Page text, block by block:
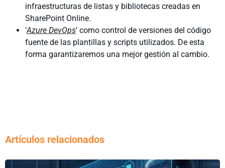
infraestructuras de listas y bibliotecas creadas en
SharePoint Online.
‘Azure DevOps’ como control de versiones del código
fuente de las plantillas y scripts utilizados. De esta
forma garantizaremos una mejor gestión al cambio.
Artículos relacionados